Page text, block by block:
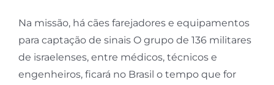
Na missão, há cães farejadores e equipamentos
para captação de sinais O grupo de 136 militares
de israelenses, entre médicos, técnicos e
engenheiros, ficará no Brasil o tempo que for